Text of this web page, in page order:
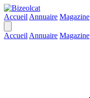
Accueil Annuaire Magazine
Accueil Annuaire Magazine